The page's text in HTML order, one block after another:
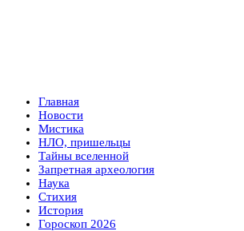
Главная
Новости
Мистика
НЛО, пришельцы
Тайны вселенной
Запретная археология
Наука
Стихия
История
Гороскоп 2026